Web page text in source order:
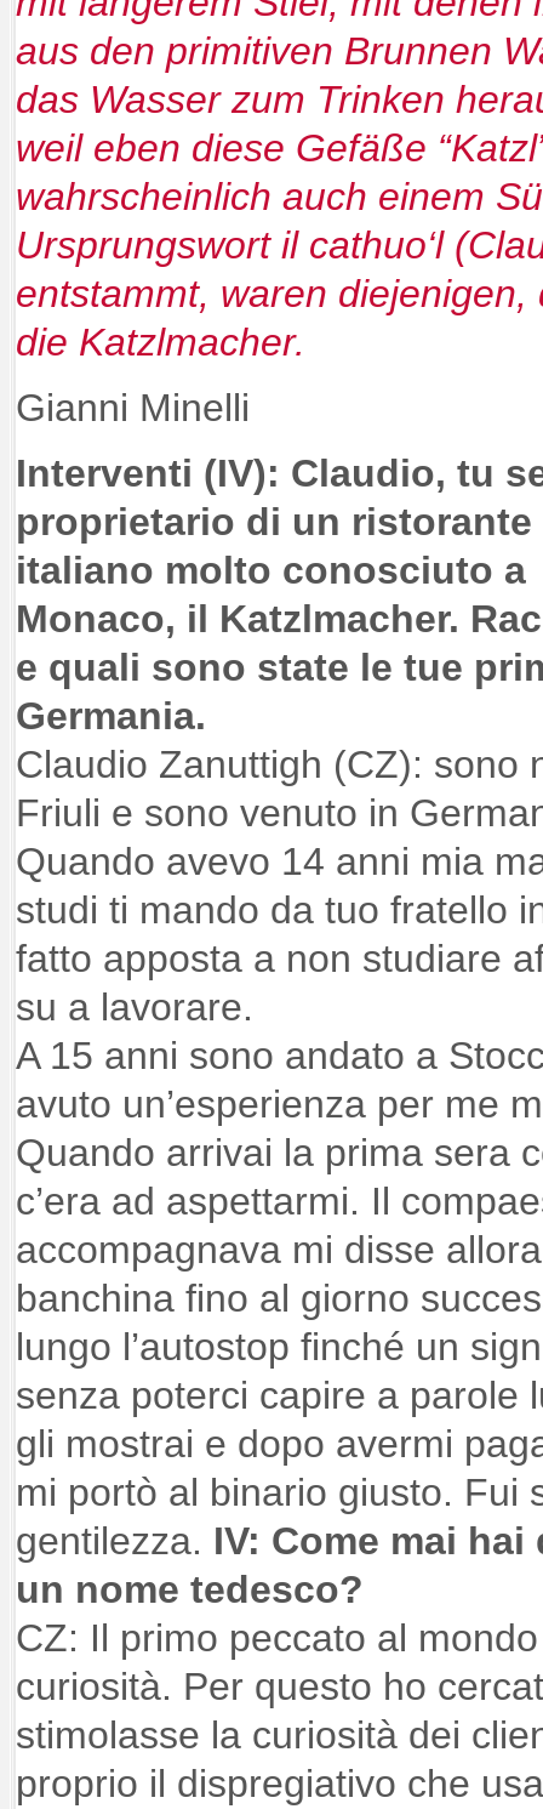
aus den primitiven Brunnen
das Wasser zum Trinken
weil eben diese Gefäße
wahrscheinlich auch einem
Ursprungswort il cathuo‘l
entstammt, waren diejenigen,
die Katzlmacher.
Gianni Minelli
Interventi (IV): Claudio, tu
proprietario di un ristorante
italiano molto conosciuto a
Monaco, il Katzlmacher.
e quali sono state le tue
Germania.
Claudio Zanuttigh (CZ): sono
Friuli e sono venuto in
Quando avevo 14 anni mia
studi ti mando da tuo fratello
fatto apposta a non studiare
su a lavorare.
A 15 anni sono andato a
avuto un’esperienza per me
Quando arrivai la prima sera
c’era ad aspettarmi. Il
accompagnava mi disse
banchina fino al giorno
lungo l’autostop finché un
senza poterci capire a parole
gli mostrai e dopo avermi
mi portò al binario giusto. Fui
gentilezza. IV: Come mai
un nome tedesco?
CZ: Il primo peccato al
curiosità. Per questo ho
stimolasse la curiosità dei
proprio il dispregiativo che